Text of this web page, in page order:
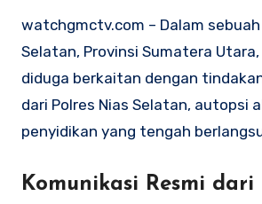
watchgmctv.com – Dalam sebuah kejadian yang melanda Sekolah Menengah Kejuruan Negeri 1 di Kabupaten Nias
Selatan, Provinsi Sumatera
diduga berkaitan dengan
dari Polres Nias Selatan, autopsi
penyidikan yang tengah
Komunikasi Resmi